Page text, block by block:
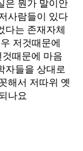
은 뭔가 말이안
사람들이 있다
다는 존재자체
저것때문에
때문에 마음
자들을 상대로
해서 저따위 옛
나요